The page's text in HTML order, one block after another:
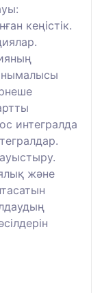
кеңістік.
интегралда
және